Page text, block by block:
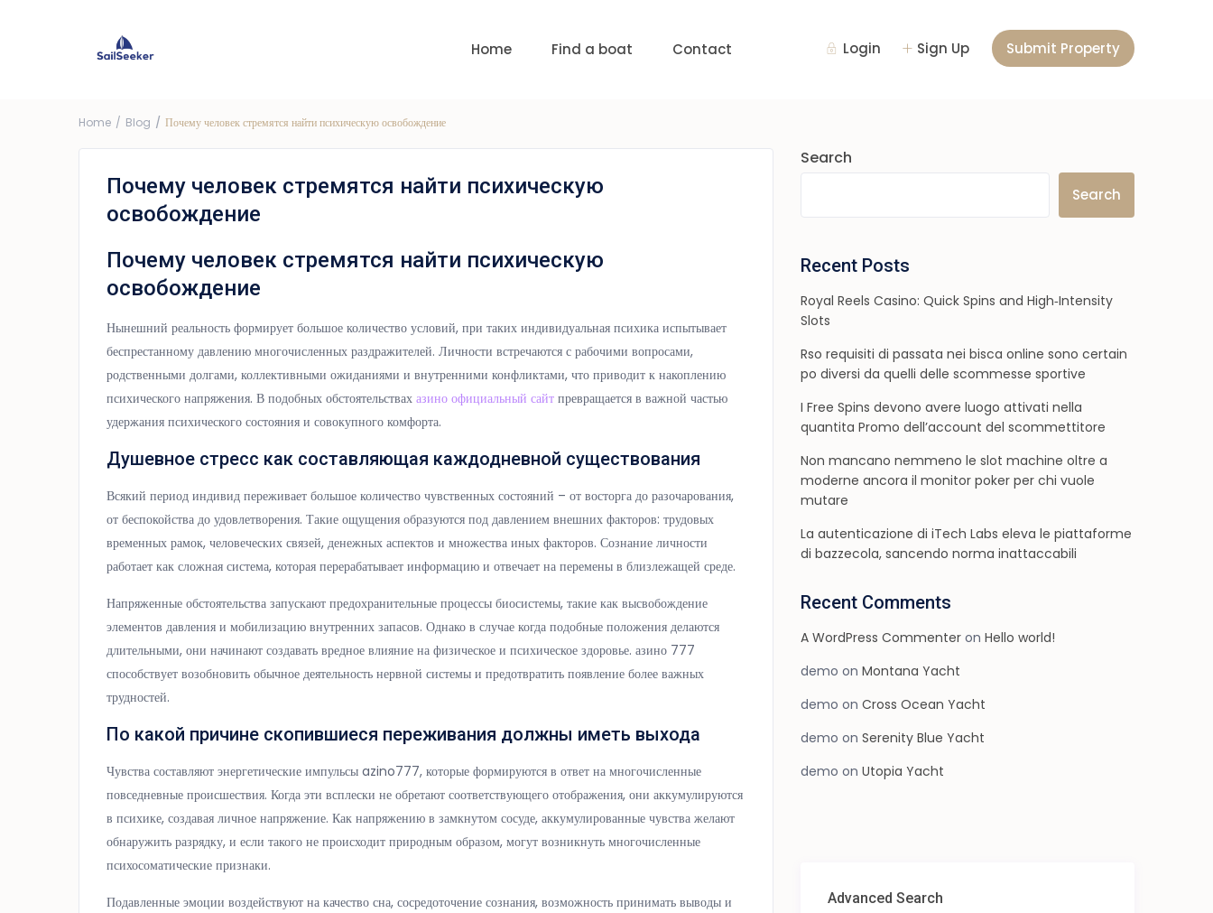
Login Sign Up Submit Property
Home Find a boat Contact
USD 0 to USD 6,000
Home Blog Почему человек стремятся найти психическую освобождение
Почему человек стремятся найти психическую
освобождение
Почему человек стремятся найти психическую
освобождение
Нынешний реальность формирует большое количество условий, при таких индивидуальная психика испытывает
беспрестанному давлению многочисленных раздражителей. Личности встречаются с рабочими вопросами,
родственными долгами, коллективными ожиданиями и внутренними конфликтами, что приводит к накоплению
психического напряжения. В подобных обстоятельствах азино официальный сайт превращается в важной частью
удержания психического состояния и совокупного комфорта.
Душевное стресс как составляющая каждодневной существования
Всякий период индивид переживает большое количество чувственных состояний – от восторга до разочарования,
от беспокойства до удовлетворения. Такие ощущения образуются под давлением внешних факторов: трудовых
временных рамок, человеческих связей, денежных аспектов и множества иных факторов. Сознание личности
работает как сложная система, которая перерабатывает информацию и отвечает на перемены в близлежащей среде.
Напряженные обстоятельства запускают предохранительные процессы биосистемы, такие как высвобождение
элементов давления и мобилизацию внутренних запасов. Однако в случае когда подобные положения делаются
длительными, они начинают создавать вредное влияние на физическое и психическое здоровье. азино 777
способствует возобновить обычное деятельность нервной системы и предотвратить появление более важных
трудностей.
По какой причине скопившиеся переживания должны иметь выхода
Чувства составляют энергетические импульсы azino777, которые формируются в ответ на многочисленные
повседневные происшествия. Когда эти всплески не обретают соответствующего отображения, они аккумулируются
в психике, создавая личное напряжение. Как напряжению в замкнутом сосуде, аккумулированные чувства желают
обнаружить разрядку, и если такого не происходит природным образом, могут возникнуть многочисленные
психосоматические признаки.
Подавленные эмоции воздействуют на качество сна, сосредоточение сознания, возможность принимать выводы и
Search
Search
Recent Posts
Royal Reels Casino: Quick Spins and High‑Intensity
Slots
Rso requisiti di passata nei bisca online sono certain
po diversi da quelli delle scommesse sportive
I Free Spins devono avere luogo attivati nella
quantita Promo dell’account del scommettitore
Non mancano nemmeno le slot machine oltre a
moderne ancora il monitor poker per chi vuole
mutare
La autenticazione di iTech Labs eleva le piattaforme
di bazzecola, sancendo norma inattaccabili
Recent Comments
A WordPress Commenter on Hello world!
demo on Montana Yacht
demo on Cross Ocean Yacht
demo on Serenity Blue Yacht
demo on Utopia Yacht
Advanced Search